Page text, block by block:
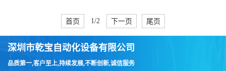
首页 1/2 下一页 尾页
深圳市乾宝自动化设备有限公司
品质第一,客户至上,持续发展,不断创新,诚信服务